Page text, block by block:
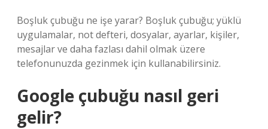
Boşluk çubuğu ne işe yarar? Boşluk çubuğu; yüklü
uygulamalar, not defteri, dosyalar, ayarlar, kişiler,
mesajlar ve daha fazlası dahil olmak üzere
telefonunuzda gezinmek için kullanabilirsiniz.
Google çubuğu nasıl geri
gelir?